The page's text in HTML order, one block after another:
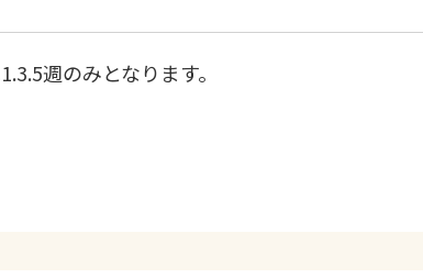
週のみとなります。